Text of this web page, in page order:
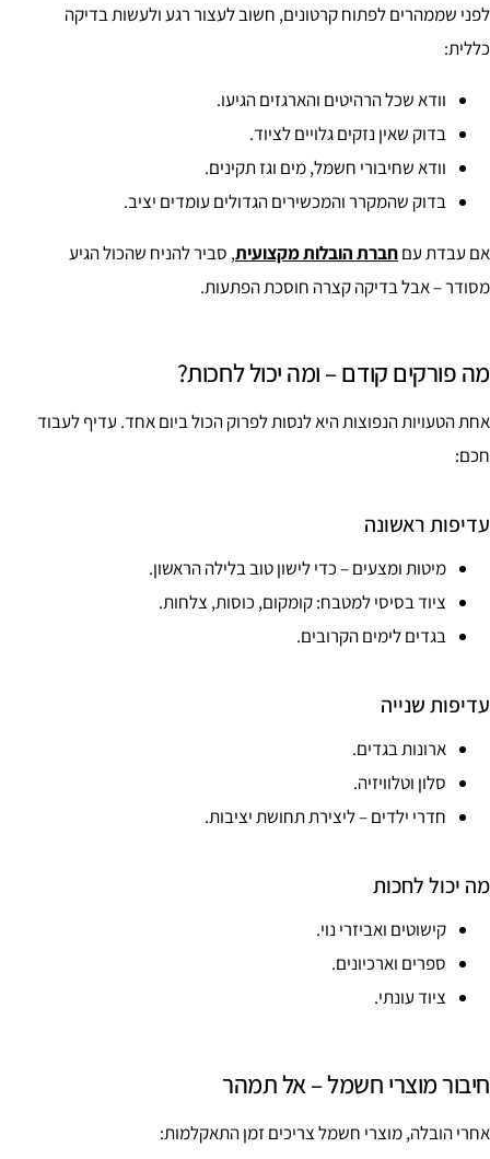
לפני שממהרים לפתוח קרטונים, חשוב לעצור רגע ולעשות בדיקה
כללית:
וודא שכל הרהיטים והארגזים הגיעו.
בדוק שאין נזקים גלויים לציוד.
וודא שחיבורי חשמל, מים וגז תקינים.
בדוק שהמקרר והמכשירים הגדולים עומדים יציב.
אם עבדת עםחברת הובלות מקצועית, סביר להניח שהכול הגיע
מסודר – אבל בדיקה קצרה חוסכת הפתעות.
מה פורקים קודם – ומה יכול לחכות?
אחת הטעויות הנפוצות היא לנסות לפרוק הכול ביום אחד. עדיף לעבוד
חכם:
עדיפות ראשונה
מיטות ומצעים – כדי לישון טוב בלילה הראשון.
ציוד בסיסי למטבח: קומקום, כוסות, צלחות.
בגדים לימים הקרובים.
עדיפות שנייה
ארונות בגדים.
סלון וטלוויזיה.
חדרי ילדים – ליצירת תחושת יציבות.
מה יכול לחכות
קישוטים ואביזרי נוי.
ספרים וארכיונים.
ציוד עונתי.
חיבור מוצרי חשמל – אל תמהר
אחרי הובלה, מוצרי חשמל צריכים זמן התאקלמות: